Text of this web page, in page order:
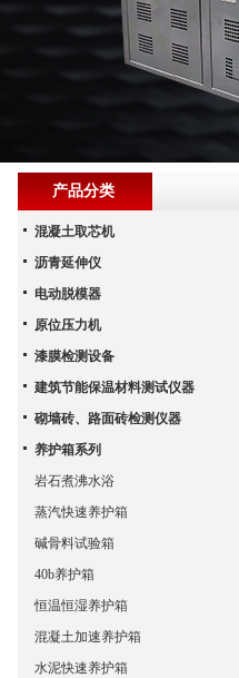
产品分类
混凝土取芯机
沥青延伸仪
电动脱模器
原位压力机
漆膜检测设备
建筑节能保温材料测试仪器
砌墙砖、路面砖检测仪器
养护箱系列
岩石煮沸水浴
蒸汽快速养护箱
碱骨料试验箱
40b养护箱
恒温恒湿养护箱
混凝土加速养护箱
水泥快速养护箱